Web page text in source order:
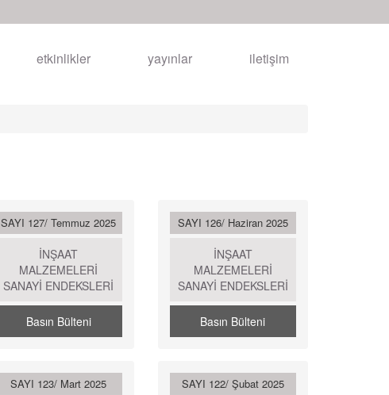
etkinlikler yayınlar iletişim
SAYI 127/ Temmuz 2025
İNŞAAT
MALZEMELERİ
SANAYİ ENDEKSLERİ
Basın Bülteni
SAYI 126/ Haziran 2025
İNŞAAT
MALZEMELERİ
SANAYİ ENDEKSLERİ
Basın Bülteni
SAYI 123/ Mart 2025 SAYI 122/ Şubat 2025